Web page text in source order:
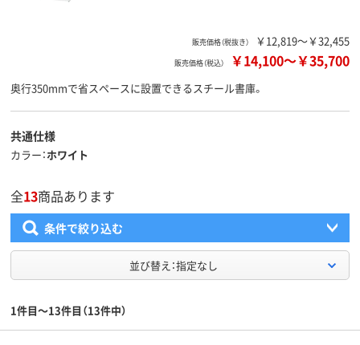
販売価格（税抜き） ￥12,819～￥32,455
販売価格（税込） ￥14,100～￥35,700
奥行350mmで省スペースに設置できるスチール書庫。
共通仕様
カラー ホワイト
全13商品あります
条件で絞り込む
並び替え：指定なし
1件目～13件目（13件中）